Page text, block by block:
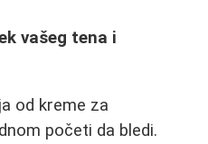
vašeg tena i
od kreme za
početi da bledi.